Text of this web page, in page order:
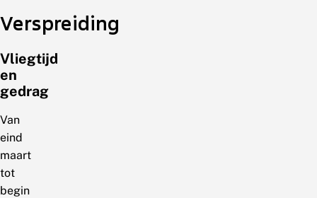
Verspreiding
Vliegtijd
en
gedrag
Van
eind
maart
tot
begin